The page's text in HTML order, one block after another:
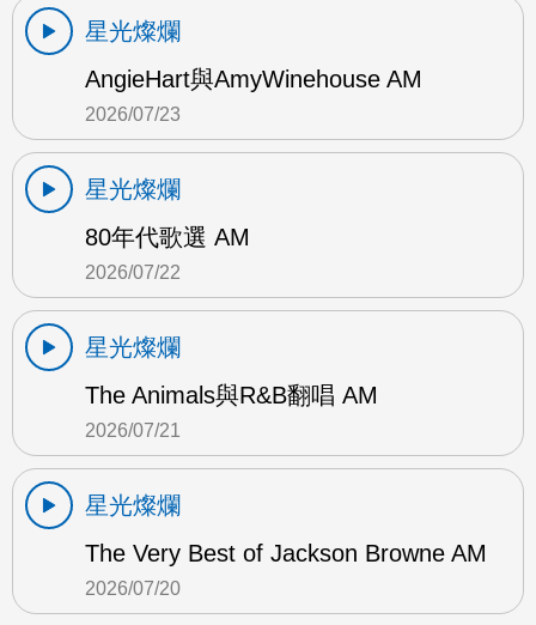
星光燦爛
AngieHart與AmyWinehouse AM
2026/07/23
星光燦爛
80年代歌選 AM
2026/07/22
星光燦爛
The Animals與R&B翻唱 AM
2026/07/21
星光燦爛
The Very Best of Jackson Browne AM
2026/07/20